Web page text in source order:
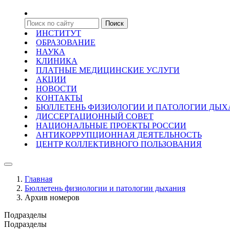
ИНСТИТУТ
ОБРАЗОВАНИЕ
НАУКА
КЛИНИКА
ПЛАТНЫЕ МЕДИЦИНСКИЕ УСЛУГИ
АКЦИИ
НОВОСТИ
КОНТАКТЫ
БЮЛЛЕТЕНЬ ФИЗИОЛОГИИ И ПАТОЛОГИИ
ДИССЕРТАЦИОННЫЙ СОВЕТ
НАЦИОНАЛЬНЫЕ ПРОЕКТЫ РОССИИ
АНТИКОРРУПЦИОННАЯ ДЕЯТЕЛЬНОСТЬ
ЦЕНТР КОЛЛЕКТИВНОГО ПОЛЬЗОВАНИЯ
Главная
Бюллетень физиологии и патологии дыхания
Архив номеров
Подразделы
Подразделы